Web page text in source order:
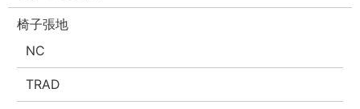
椅子張地
NC
TRAD